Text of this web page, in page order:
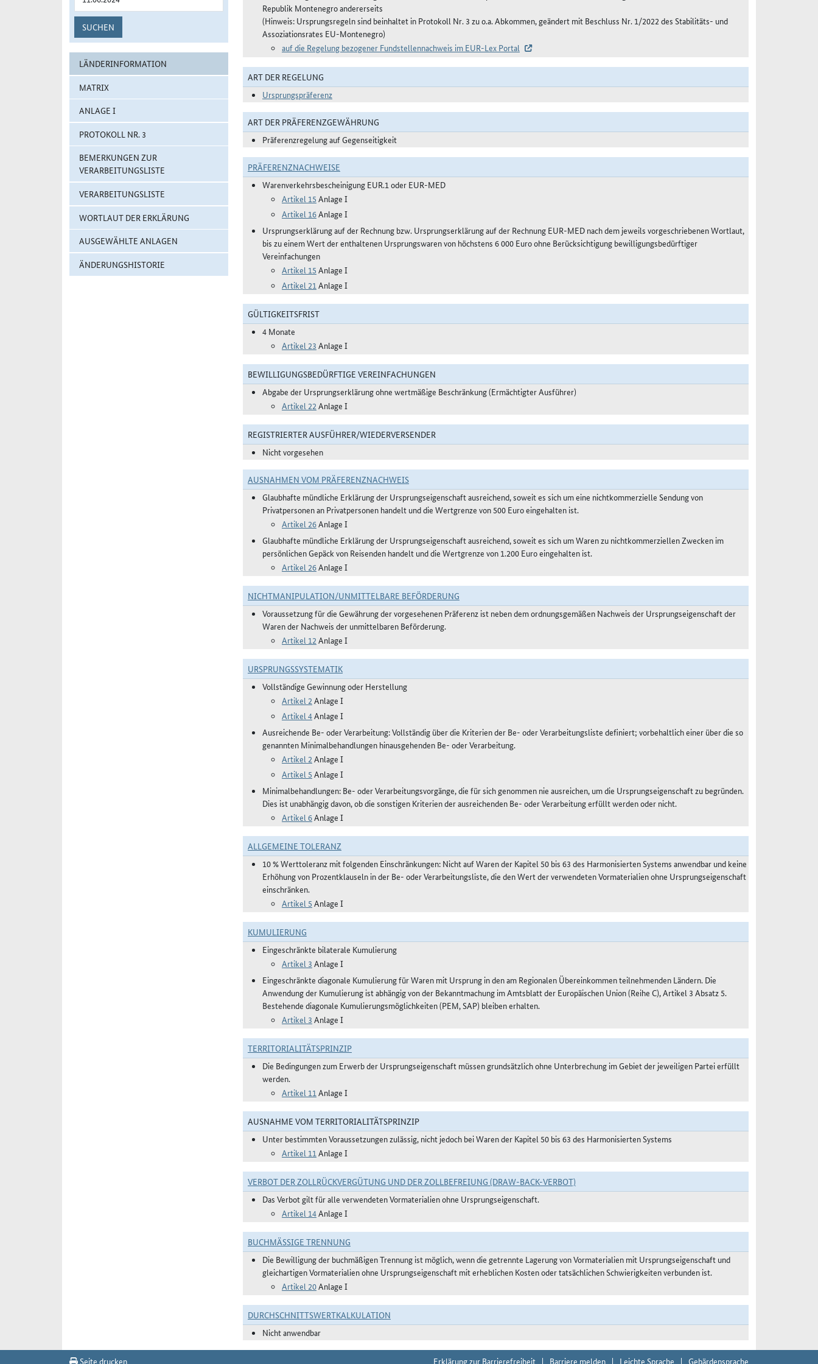
SUCHEN
LÄNDERINFORMATION
MATRIX
ANLAGE I
PROTOKOLL NR. 3
BEMERKUNGEN ZUR
VERARBEITUNGSLISTE
VERARBEITUNGSLISTE
WORTLAUT DER ERKLÄRUNG
AUSGEWÄHLTE ANLAGEN
ÄNDERUNGSHISTORIE
Republik Montenegro andererseits
(Hinweis: Ursprungsregeln sind beinhaltet in Protokoll Nr. 3 zu o.a. Abkommen, geändert mit Beschluss Nr. 1/2022 des Stabilitäts- und
Assoziationsrates EU-Montenegro)
auf die Regelung bezogener Fundstellennachweis im EUR-Lex Portal
ART DER REGELUNG
Ursprungspräferenz
ART DER PRÄFERENZGEWÄHRUNG
Präferenzregelung auf Gegenseitigkeit
PRÄFERENZNACHWEISE
Warenverkehrsbescheinigung EUR.1 oder EUR-MED
Artikel 15 Anlage I
Artikel 16Anlage I
Ursprungserklärung auf der Rechnung bzw. Ursprungserklärung auf der Rechnung EUR-MED nach dem jeweils vorgeschriebenen Wortlaut,
bis zu einem Wert der enthaltenen Ursprungswaren von höchstens 6 000 Euro ohne Berücksichtigung bewilligungsbedürftiger
Vereinfachungen
Artikel 15 Anlage I
Artikel 21Anlage I
GÜLTIGKEITSFRIST
4 Monate
Artikel 23 Anlage I
BEWILLIGUNGSBEDÜRFTIGE VEREINFACHUNGEN
Abgabe der Ursprungserklärung ohne wertmäßige Beschränkung (Ermächtigter Ausführer)
Artikel 22 Anlage I
REGISTRIERTER AUSFÜHRER/WIEDERVERSENDER
Nicht vorgesehen
AUSNAHMEN VOM PRÄFERENZNACHWEIS
Glaubhafte mündliche Erklärung der Ursprungseigenschaft ausreichend, soweit es sich um eine nichtkommerzielle Sendung von
Privatpersonen an Privatpersonen handelt und die Wertgrenze von 500 Euro eingehalten ist.
Artikel 26Anlage I
Glaubhafte mündliche Erklärung der Ursprungseigenschaft ausreichend, soweit es sich um Waren zu nichtkommerziellen Zwecken im
persönlichen Gepäck von Reisenden handelt und die Wertgrenze von 1.200 Euro eingehalten ist.
Artikel 26Anlage I
NICHTMANIPULATION/UNMITTELBARE BEFÖRDERUNG
Voraussetzung für die Gewährung der vorgesehenen Präferenz ist neben dem ordnungsgemäßen Nachweis der Ursprungseigenschaft der
Waren der Nachweis der unmittelbaren Beförderung.
Artikel 12 Anlage I
URSPRUNGSSYSTEMATIK
Vollständige Gewinnung oder Herstellung
Artikel 2 Anlage I
Artikel 4Anlage I
Ausreichende Be- oder Verarbeitung: Vollständig über die Kriterien der Be- oder Verarbeitungsliste definiert; vorbehaltlich einer über die so
genannten Minimalbehandlungen hinausgehenden Be- oder Verarbeitung.
Artikel 2 Anlage I
Artikel 5 Anlage I
Minimalbehandlungen: Be- oder Verarbeitungsvorgänge, die für sich genommen nie ausreichen, um die Ursprungseigenschaft zu begründen.
Dies ist unabhängig davon, ob die sonstigen Kriterien der ausreichenden Be- oder Verarbeitung erfüllt werden oder nicht.
Artikel 6Anlage I
ALLGEMEINE TOLERANZ
10 % Werttoleranz mit folgenden Einschränkungen: Nicht auf Waren der Kapitel 50 bis 63 des Harmonisierten Systems anwendbar und keine
Erhöhung von Prozentklauseln in der Be- oder Verarbeitungsliste, die den Wert der verwendeten Vormaterialien ohne Ursprungseigenschaft
einschränken.
Artikel 5 Anlage I
KUMULIERUNG
Eingeschränkte bilaterale Kumulierung
Artikel 3 Anlage I
Eingeschränkte diagonale Kumulierung für Waren mit Ursprung in den am Regionalen Übereinkommen teilnehmenden Ländern. Die
Anwendung der Kumulierung ist abhängig von der Bekanntmachung im Amtsblatt der Europäischen Union (Reihe C), Artikel 3 Absatz 5.
Bestehende diagonale Kumulierungsmöglichkeiten (PEM, SAP) bleiben erhalten.
Artikel 3 Anlage I
TERRITORIALITÄTSPRINZIP
Die Bedingungen zum Erwerb der Ursprungseigenschaft müssen grundsätzlich ohne Unterbrechung im Gebiet der jeweiligen Partei erfüllt
werden.
Artikel 11Anlage I
AUSNAHME VOM TERRITORIALITÄTSPRINZIP
Unter bestimmten Voraussetzungen zulässig, nicht jedoch bei Waren der Kapitel 50 bis 63 des Harmonisierten Systems
Artikel 11Anlage I
VERBOT DER ZOLLRÜCKVERGÜTUNG UND DER ZOLLBEFREIUNG (DRAW-BACK-VERBOT)
Das Verbot gilt für alle verwendeten Vormaterialien ohne Ursprungseigenschaft.
Artikel 14Anlage I
BUCHMÄSSIGE TRENNUNG
Die Bewilligung der buchmäßigen Trennung ist möglich, wenn die getrennte Lagerung von Vormaterialien mit Ursprungseigenschaft und
gleichartigen Vormaterialien ohne Ursprungseigenschaft mit erheblichen Kosten oder tatsächlichen Schwierigkeiten verbunden ist.
Artikel 20Anlage I
DURCHSCHNITTSWERTKALKULATION
Nicht anwendbar
Seite drucken Erklärung zur Barrierefreiheit Barriere melden Leichte Sprache Gebärdensprache